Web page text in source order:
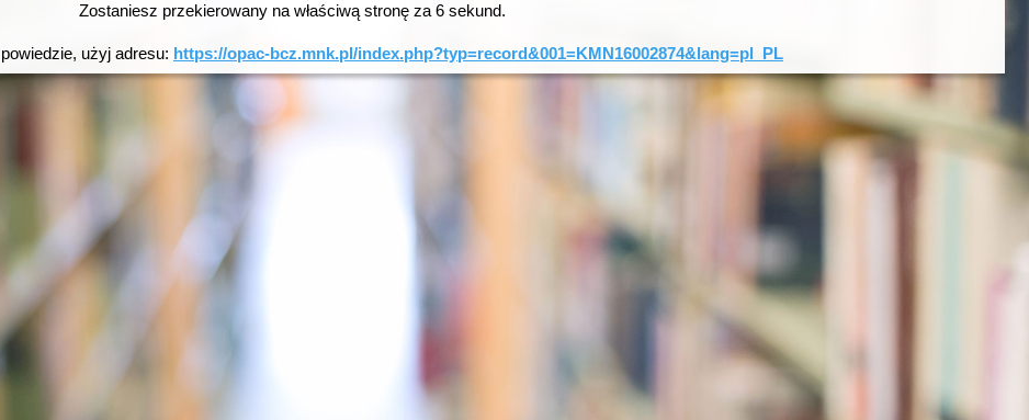
Zostaniesz przekierowany na właściwą stronę za 6sekund.
użyj adresu: https://opac-bcz.mnk.pl/index.php?typ=record&001=KMN16002874&lang=pl_PL